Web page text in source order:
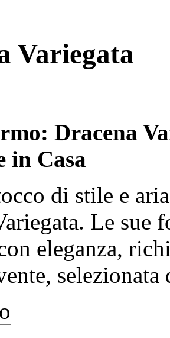
Variegata
Dracena
in Casa
di stile e
Le sue
eleganza,
selezionata